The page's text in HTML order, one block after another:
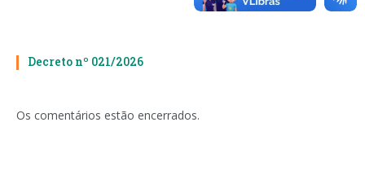
Decreto nº 021/2026
Os comentários estão encerrados.